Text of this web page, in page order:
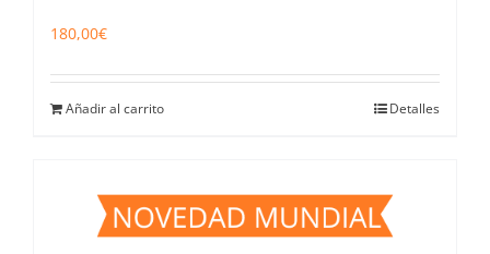
180,00€
Añadir al carrito Detalles